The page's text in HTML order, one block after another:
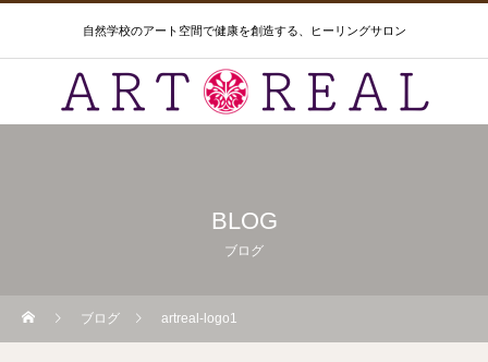
自然学校のアート空間で健康を創造する、ヒーリングサロン
BLOG
ブログ
ブログ artreal-logo1